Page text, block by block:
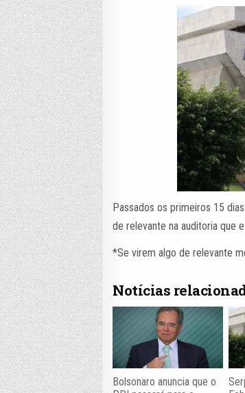
Passados os primeiros 15
de relevante na auditoria que
*Se virem algo de relevante
Notícias
Bolsonaro anuncia que o